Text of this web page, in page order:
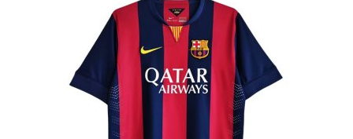
De
olika
alternativen
kan
väljas
på
produktsidan